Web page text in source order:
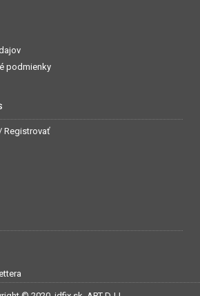
podmienky
Registrovať